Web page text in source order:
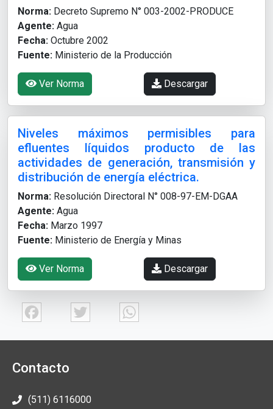
Norma: Decreto Supremo N° 003-2002-PRODUCE
Agente: Agua
Fecha: Octubre 2002
Fuente: Ministerio de la Producción
Ver Norma Descargar
Niveles máximos permisibles para
efluentes líquidos producto de las
actividades de generación, transmisión y
distribución de energía eléctrica.
Norma: Resolución Directoral N° 008-97-EM-DGAA
Agente: Agua
Fecha: Marzo 1997
Fuente: Ministerio de Energía y Minas
Ver Norma Descargar
FacebookTwitter
Contacto
(511) 6116000